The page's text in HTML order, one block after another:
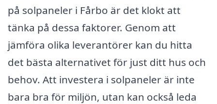
på solpaneler i Fårbo är det klokt att
tänka på dessa faktorer. Genom att
jämföra olika leverantörer kan du hitta
det bästa alternativet för just ditt hus och
behov. Att investera i solpaneler är inte
bara bra för miljön, utan kan också leda